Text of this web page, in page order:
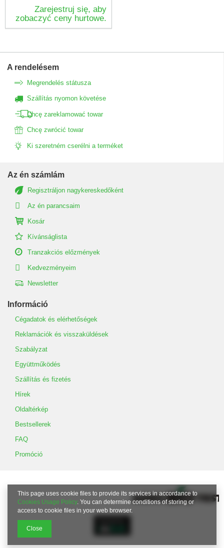
Zarejestruj się, aby
zobaczyć ceny hurtowe.
A rendelésem
Megrendelés státusza
Szállítás nyomon követése
Chcę zareklamować towar
Chcę zwrócić towar
Ki szeretném cserélni a terméket
Az én számlám
Regisztráljon nagykereskedőként
Az én parancsaim
Kosár
Kívánságlista
Tranzakciós előzmények
Kedvezményeim
Newsletter
Információ
Cégadatok és elérhetőségek
Reklamációk és visszaküldések
Szabályzat
Együttműködés
Szállítás és fizetés
Hírek
Oldaltérkép
Bestsellerek
FAQ
Promóció
This page uses cookie files to provide its services in accordance to
Cookies Usage Policy. You can determine conditions of storing or
access to cookie files in your web browser.
Close